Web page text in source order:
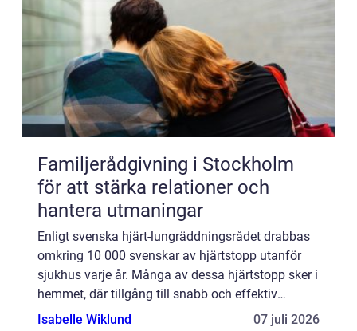
Familjerådgivning i Stockholm
för att stärka relationer och
hantera utmaningar
Enligt svenska hjärt-lungräddningsrådet drabbas
omkring 10 000 svenskar av hjärtstopp utanför
sjukhus varje år. Många av dessa hjärtstopp sker i
hemmet, där tillgång till snabb och effektiv
hj&aum...
Isabelle Wiklund 07 juli 2026